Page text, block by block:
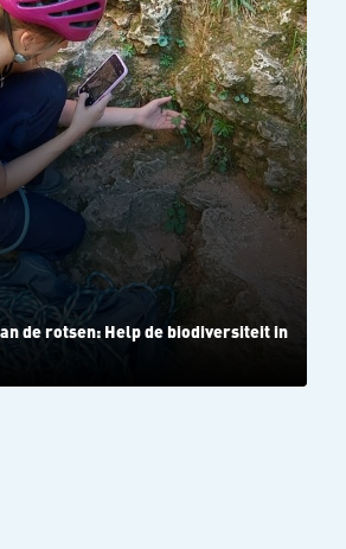
de rotsen: Help de biodiversiteit in